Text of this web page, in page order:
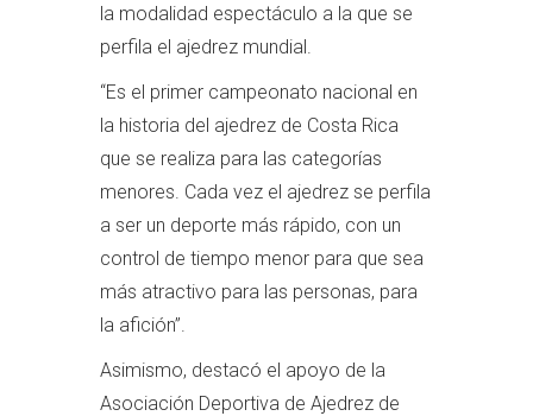
la modalidad espectáculo a la que se
perfila el ajedrez mundial.
“Es el primer campeonato nacional en
la historia del ajedrez de Costa Rica
que se realiza para las categorías
menores. Cada vez el ajedrez se perfila
a ser un deporte más rápido, con un
control de tiempo menor para que sea
más atractivo para las personas, para
la afición”.
Asimismo, destacó el apoyo de la
Asociación Deportiva de Ajedrez de